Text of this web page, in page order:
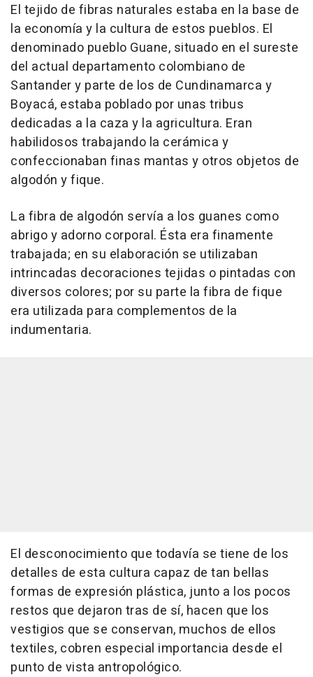
El tejido de fibras naturales estaba en la base de
la economía y la cultura de estos pueblos. El
denominado pueblo Guane, situado en el sureste
del actual departamento colombiano de
Santander y parte de los de Cundinamarca y
Boyacá, estaba poblado por unas tribus
dedicadas a la caza y la agricultura. Eran
habilidosos trabajando la cerámica y
confeccionaban finas mantas y otros objetos de
algodón y fique.
La fibra de algodón servía a los guanes como
abrigo y adorno corporal. Ésta era finamente
trabajada; en su elaboración se utilizaban
intrincadas decoraciones tejidas o pintadas con
diversos colores; por su parte la fibra de fique
era utilizada para complementos de la
indumentaria.
El desconocimiento que todavía se tiene de los
detalles de esta cultura capaz de tan bellas
formas de expresión plástica, junto a los pocos
restos que dejaron tras de sí, hacen que los
vestigios que se conservan, muchos de ellos
textiles, cobren especial importancia desde el
punto de vista antropológico.